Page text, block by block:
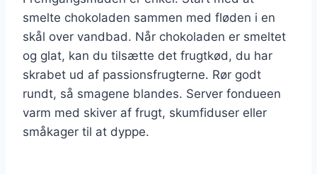
smelte chokoladen sammen med fløden i en
skål over vandbad. Når chokoladen er smeltet
og glat, kan du tilsætte det frugtkød, du har
skrabet ud af passionsfrugterne. Rør godt
rundt, så smagene blandes. Server fondueen
varm med skiver af frugt, skumfiduser eller
småkager til at dyppe.